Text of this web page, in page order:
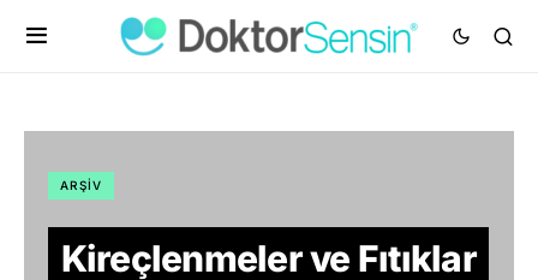
ARŞIV
Kireçlenmeler ve Fıtıklar